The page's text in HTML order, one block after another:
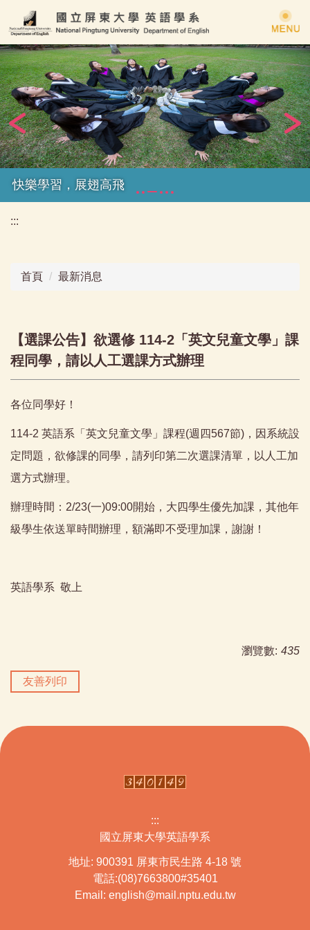
到
主
要
內
容
區
快樂學習，展翅高飛
:::
首頁 最新消息
【選課公告】欲選修 114-2「英文兒童文學」課
程同學，請以人工選課方式辦理
各位同學好！
114-2 英語系「英文兒童文學」課程(週四567節)，因系統設
定問題，欲修課的同學，請列印第二次選課清單，以人工加
選方式辦理。
辦理時間：2/23(一)09:00開始，大四學生優先加課，其他年
級學生依送單時間辦理，額滿即不受理加課，謝謝！
英語學系 敬上
瀏覽數: 435
友善列印
:::
國立屏東大學英語學系
地址: 900391 屏東市民生路 4-18 號
電話:(08)7663800#35401
Email: english@mail.nptu.edu.tw